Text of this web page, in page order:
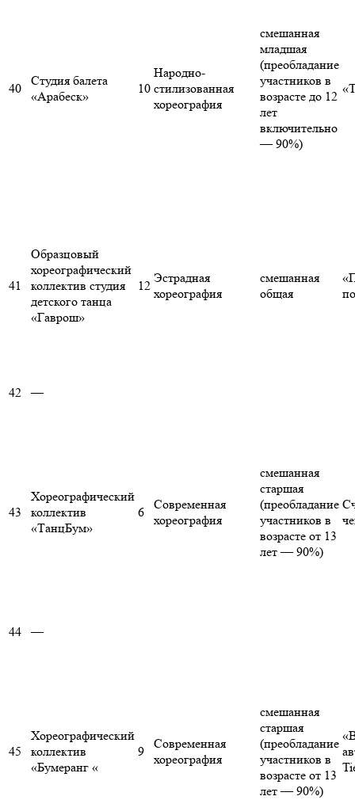
40
Студия балета
«Арабеск»
10
Народно-
стилизованная
хореография
смешанная
младшая
(преобладание
участников в
возрасте до 12
лет
включительно
— 90%)
41
Образцовый
хореографический
коллектив студия
детского танца
«Гаврош»
12
Эстрадная
хореография
смешанная
общая
42 —
43
Хореографический
коллектив
«ТанцБум»
6
Современная
хореография
смешанная
старшая
(преобладание
участников в
возрасте от 13
лет — 90%)
44 —
45
Хореографический
коллектив
«Бумеранг «
9
Современная
хореография
смешанная
старшая
(преобладание
участников в
возрасте от 13
лет — 90%)